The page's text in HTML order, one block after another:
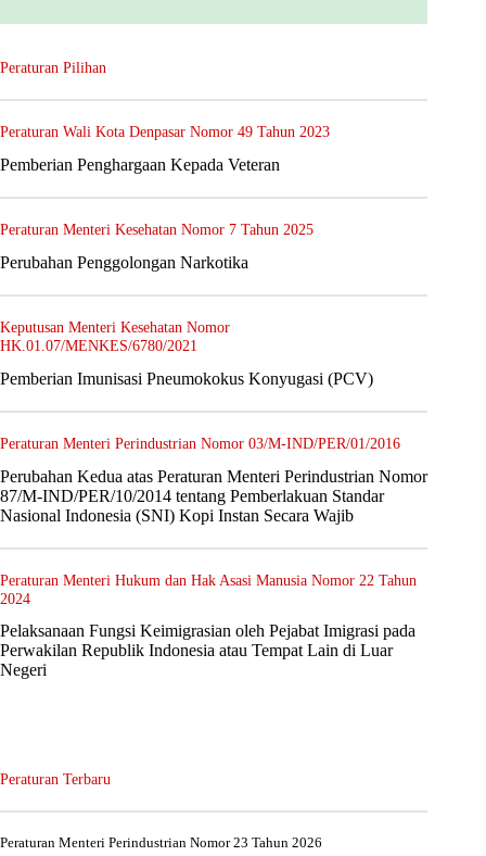
Peraturan Pilihan
Peraturan Wali Kota Denpasar Nomor 49 Tahun 2023
Pemberian Penghargaan Kepada Veteran
Peraturan Menteri Kesehatan Nomor 7 Tahun 2025
Perubahan Penggolongan Narkotika
Keputusan Menteri Kesehatan Nomor
HK.01.07/MENKES/6780/2021
Pemberian Imunisasi Pneumokokus Konyugasi (PCV)
Peraturan Menteri Perindustrian Nomor 03/M-IND/PER/01/2016
Perubahan Kedua atas Peraturan Menteri Perindustrian Nomor
87/M-IND/PER/10/2014 tentang Pemberlakuan Standar
Nasional Indonesia (SNI) Kopi Instan Secara Wajib
Peraturan Menteri Hukum dan Hak Asasi Manusia Nomor 22 Tahun
2024
Pelaksanaan Fungsi Keimigrasian oleh Pejabat Imigrasi pada
Perwakilan Republik Indonesia atau Tempat Lain di Luar
Negeri
Peraturan Terbaru
Peraturan Menteri Perindustrian Nomor 23 Tahun 2026